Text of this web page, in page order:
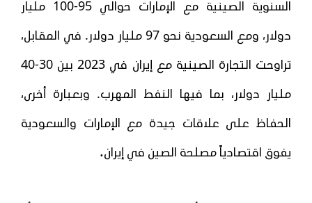
السنوية الصينية مع الإمارات حوالي 95-100 مليار
دولار، ومع السعودية نحو 97 مليار دولار. في المقابل،
تراوحت التجارة الصينية مع إيران في 2023 بين 30-40
مليار دولار، بما فيها النفط المهرب. وبعبارة أخرى،
الحفاظ على علاقات جيدة مع الإمارات والسعودية
يفوق اقتصادياً مصلحة الصين في إيران.